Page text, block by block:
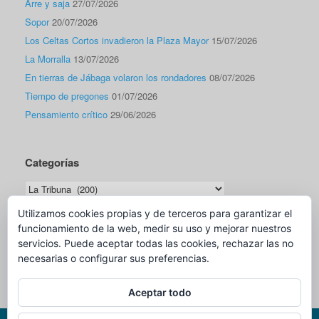
Arre y saja 27/07/2026
Sopor 20/07/2026
Los Celtas Cortos invadieron la Plaza Mayor 15/07/2026
La Morralla 13/07/2026
En tierras de Jábaga volaron los rondadores 08/07/2026
Tiempo de pregones 01/07/2026
Pensamiento crítico 29/06/2026
Categorías
Categorías
Traductor
Utilizamos cookies propias y de terceros para garantizar el
funcionamiento de la web, medir su uso y mejorar nuestros
servicios. Puede aceptar todas las cookies, rechazar las no
necesarias o configurar sus preferencias.
Aceptar todo